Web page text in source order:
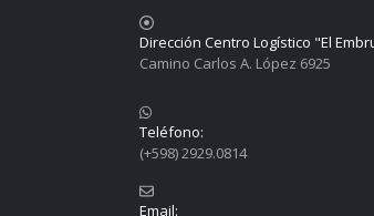
Dirección Centro Logístico "El
Camino Carlos A. López 6925
Teléfono:
(+598) 2929.0814
Email: